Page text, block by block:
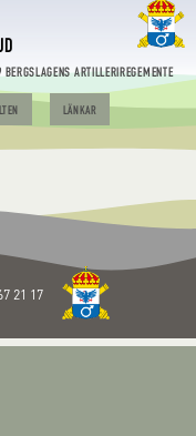
ARTILLERIREGEMENTE
LÄNKAR
21 17